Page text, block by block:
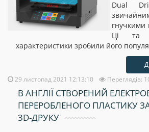
Dual
гнучкими
Ці та
характеристики зробили його
29 листопад 2021 12:13:10 Переглядів:
В АНГЛІЇ СТВОРЕНИЙ
ПЕРЕРОБЛЕНОГО ПЛАСТИКУ
3D-ДРУКУ